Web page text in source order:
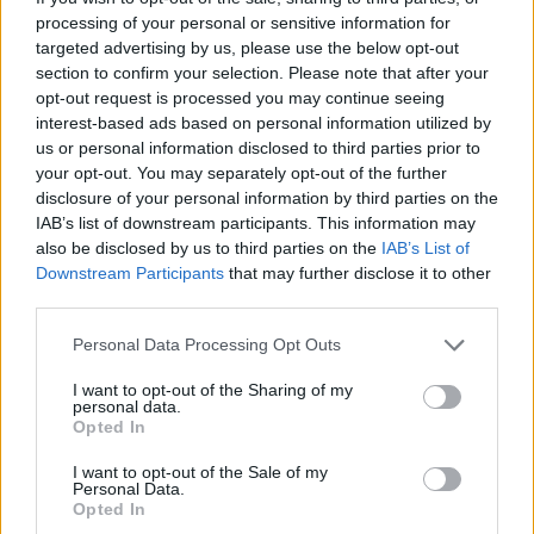
processing of your personal or sensitive information for
targeted advertising by us, please use the below opt-out
section to confirm your selection. Please note that after your
opt-out request is processed you may continue seeing
interest-based ads based on personal information utilized by
us or personal information disclosed to third parties prior to
your opt-out. You may separately opt-out of the further
disclosure of your personal information by third parties on the
IAB’s list of downstream participants. This information may
also be disclosed by us to third parties on the IAB’s List of
Downstream Participants that may further disclose it to other
Please note that this website/app uses one or more Google
not limited to your visit or usage behaviour. You may click to
grant or deny consent to Google and its third-party tags to
use your data for below specified purposes in below Google
consent section.
Personal Data Processing Opt Outs
I want to opt-out of the Sharing of my
personal data.
Opted In
I want to opt-out of the Sale of my
Personal Data.
Opted In
Paks II.: Mit jelent az 5. blokk új
mérföldköve a felülvizsgálat
árnyékában?
AJÁNLJUK MÉG
Paks II.: Mit jelent az 5. blokk új mérföldköve a